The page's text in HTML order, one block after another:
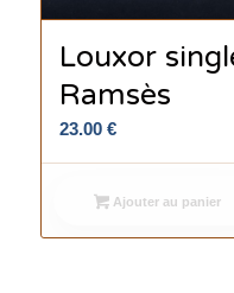
Louxor
Ramsès
23.00 €
Ajouter au panier